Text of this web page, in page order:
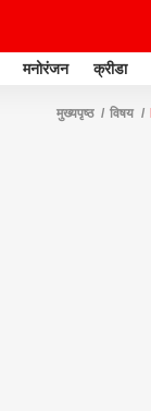
मनोरंजन क्रीडा
मुख्यपृष्ठ विषय